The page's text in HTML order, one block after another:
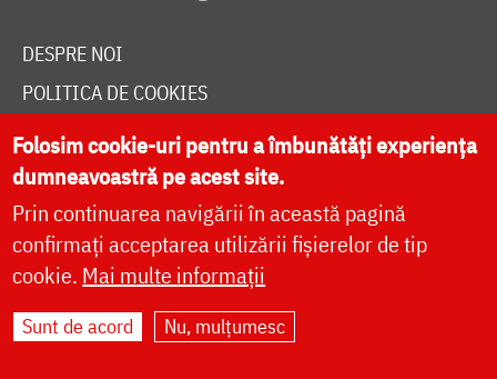
DESPRE NOI
POLITICA DE COOKIES
DONEAZĂ ONLINE PENTRU CATEDRALA NAȚIONALĂ
LIVE
Site dezvoltat deDOXOLOGIA MEDIA
Arhiepiscopia Iașilor | ©
Folosim cookie-uri pentru a îmbunătăți experiența
dumneavoastră pe acest site.
Prin continuarea navigării în această pagină
confirmați acceptarea utilizării fișierelor de tip
cookie. Mai multe informații
Sunt de acord Nu, mulțumesc